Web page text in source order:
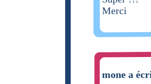
Merci
mone a